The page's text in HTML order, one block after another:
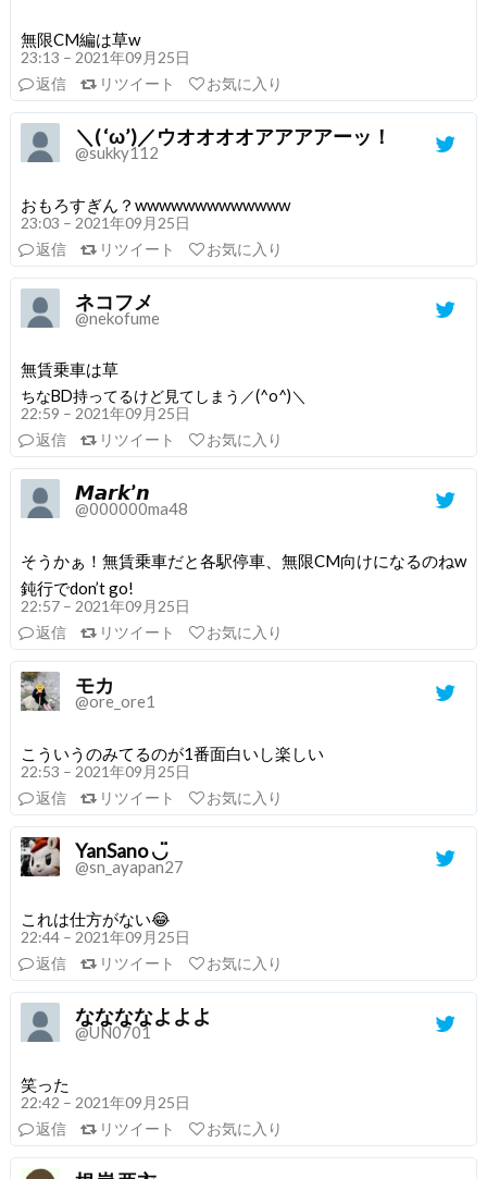
無限CM編は草w
23:13 – 2021年09月25日
返信
リツイート お気に入り
＼( ‘ω’)／ウオオオオアアアアーッ！
@sukky112
おもろすぎん？wwwwwwwwwwwww
23:03 – 2021年09月25日
返信
リツイート お気に入り
ネコフメ
@nekofume
無賃乗車は草
ちなBD持ってるけど見てしまう／(^o^)＼
22:59 – 2021年09月25日
返信
リツイート お気に入り
𝙈𝙖𝙧𝙠’𝙣
@000000ma48
そうかぁ！無賃乗車だと各駅停車、無限CM向けになるのねw
鈍行でdon’t go!
22:57 – 2021年09月25日
返信
リツイート お気に入り
モカ
@ore_ore1
こういうのみてるのが1番面白いし楽しい
22:53 – 2021年09月25日
返信
リツイート お気に入り
YanSano ◡̈
@sn_ayapan27
これは仕方がない😂
22:44 – 2021年09月25日
返信
リツイート お気に入り
ななななよよよ
@UN0701
笑った
22:42 – 2021年09月25日
返信
リツイート お気に入り